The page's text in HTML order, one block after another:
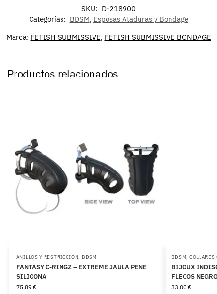
SKU: D-218900
Categorías: BDSM, Esposas Ataduras y Bondage
Marca: FETISH SUBMISSIVE, FETISH SUBMISSIVE BONDAGE
Productos relacionados
ANILLOS Y RESTRICCIÓN, BDSM
FANTASY C-RINGZ – EXTREME JAULA PENE
SILICONA
75,89 €
BDSM, COLLARES
BIJOUX
FLECOS NEGRO
33,00 €